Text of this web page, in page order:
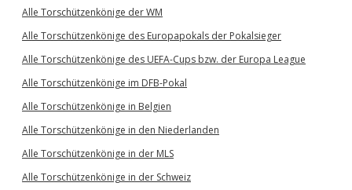
Alle Torschützenkönige der WM
Alle Torschützenkönige des Europapokals der Pokalsieger
Alle Torschützenkönige des UEFA-Cups bzw. der Europa League
Alle Torschützenkönige im DFB-Pokal
Alle Torschützenkönige in Belgien
Alle Torschützenkönige in den Niederlanden
Alle Torschützenkönige in der MLS
Alle Torschützenkönige in der Schweiz